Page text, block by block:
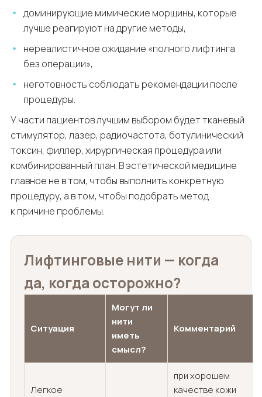
доминирующие мимические морщины, которые
лучше реагируют на другие методы,
нереалистичное ожидание «полного лифтинга
без операции»,
неготовность соблюдать рекомендации после
процедуры.
У части пациентов лучшим выбором будет тканевый
стимулятор, лазер, радиочастота, ботулинический
токсин, филлер, хирургическая процедура или
комбинированный план. В эстетической медицине
главное не в том, чтобы выполнить конкретную
процедуру, а в том, чтобы подобрать метод
к причине проблемы.
Лифтинговые нити — когда
да, когда осторожно?
Ситуация
Могут ли
нити
иметь
смысл?
Комментарий
Легкое
при хорошем
качестве кожи